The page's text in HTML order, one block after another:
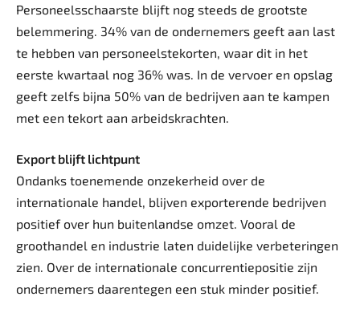
Personeelsschaarste blijft nog steeds de grootste
belemmering. 34% van de ondernemers geeft aan last
te hebben van personeelstekorten, waar dit in het
eerste kwartaal nog 36% was. In de vervoer en opslag
geeft zelfs bijna 50% van de bedrijven aan te kampen
met een tekort aan arbeidskrachten.
Export blijft lichtpunt
Ondanks toenemende onzekerheid over de
internationale handel, blijven exporterende bedrijven
positief over hun buitenlandse omzet. Vooral de
groothandel en industrie laten duidelijke verbeteringen
zien. Over de internationale concurrentiepositie zijn
ondernemers daarentegen een stuk minder positief.